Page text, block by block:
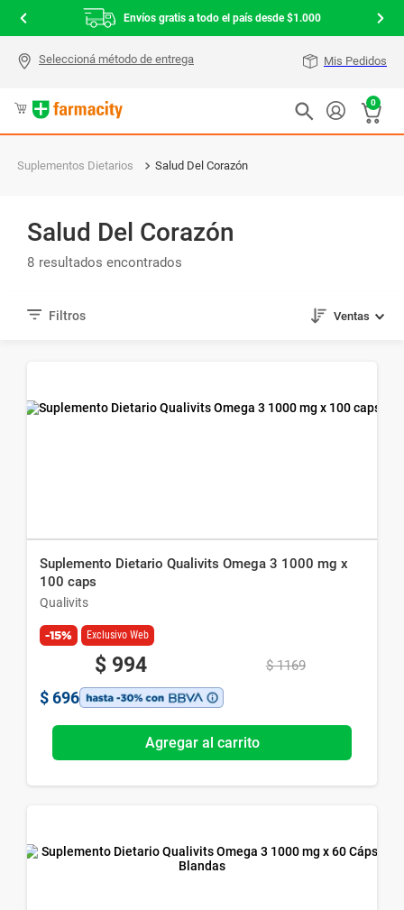
Envíos gratis a todo el país desde $1.000
Mis Pedidos
0
Suplementos Dietarios Salud Del Corazón
Salud Del Corazón
8
Ventas
Suplemento Dietario Qualivits Omega 3 1000 mg x
100 caps
Qualivits
-15% Exclusivo Web
$ 994 $ 1169
$ 696
Agregar al carrito